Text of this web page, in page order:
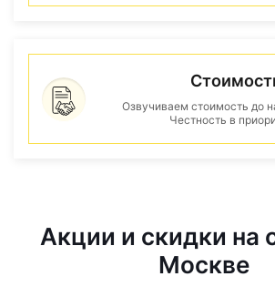
Озвучиваем стоимость до
Честность в
Акции и скидки на
Москве